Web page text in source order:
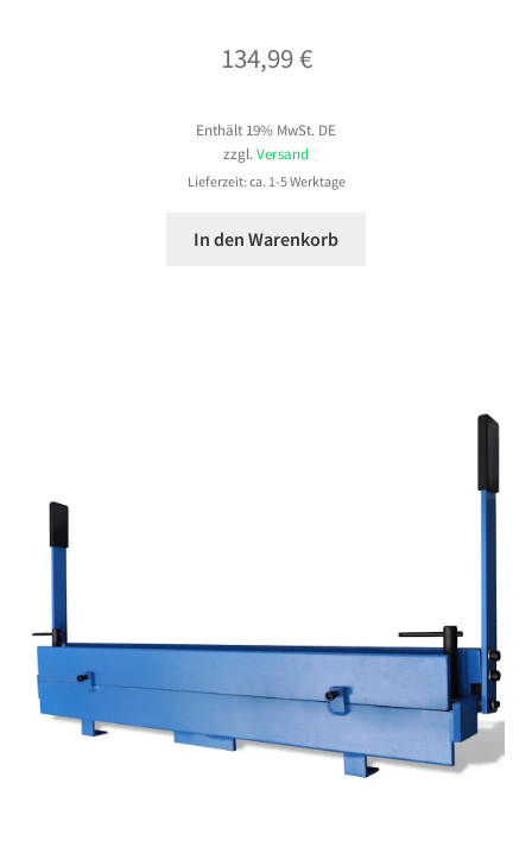
134,99€
Enthält 19% MwSt. DE
zzgl. Versand
Lieferzeit: ca. 1-5 Werktage
In den Warenkorb